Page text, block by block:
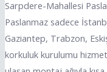
Sarpdere-Mahallesi
Paslanmaz sadece
Gaziantep, Trabzon,
korkuluk kurulumu